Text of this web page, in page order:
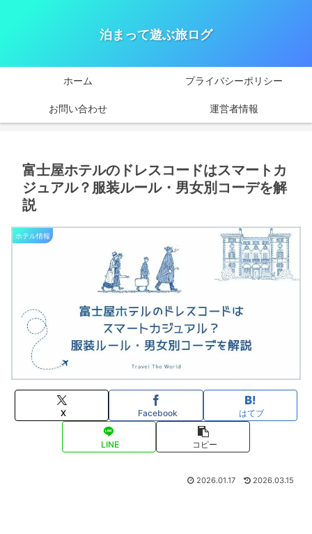
泊まって遊ぶ旅ログ
ホーム プライバシーポリシー
お問い合わせ 運営者情報
富士屋ホテルのドレスコードはスマートカ
ジュアル？服装ルール・男女別コーデを解
説
ホテル情報
X Facebook はてブ
LINE コピー
2026.01.17 2026.03.15